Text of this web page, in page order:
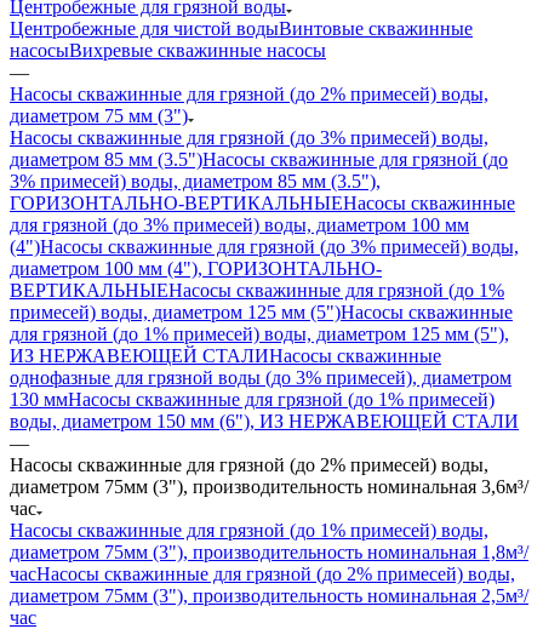
Центробежные для грязной воды
Центробежные для чистой водыВинтовые скважинные
насосыВихревые скважинные насосы
—
Насосы скважинные для грязной (до 2% примесей) воды,
диаметром 75 мм (3")
Насосы скважинные для грязной (до 3% примесей) воды,
диаметром 85 мм (3.5")Насосы скважинные для грязной (до
3% примесей) воды, диаметром 85 мм (3.5"),
ГОРИЗОНТАЛЬНО-ВЕРТИКАЛЬНЫЕНасосы скважинные
для грязной (до 3% примесей) воды, диаметром 100 мм
(4")Насосы скважинные для грязной (до 3% примесей) воды,
диаметром 100 мм (4"), ГОРИЗОНТАЛЬНО-
ВЕРТИКАЛЬНЫЕНасосы скважинные для грязной (до 1%
примесей) воды, диаметром 125 мм (5")Насосы скважинные
для грязной (до 1% примесей) воды, диаметром 125 мм (5"),
ИЗ НЕРЖАВЕЮЩЕЙ СТАЛИНасосы скважинные
однофазные для грязной воды (до 3% примесей), диаметром
130 ммНасосы скважинные для грязной (до 1% примесей)
воды, диаметром 150 мм (6"), ИЗ НЕРЖАВЕЮЩЕЙ СТАЛИ
—
Насосы скважинные для грязной (до 2% примесей) воды,
диаметром 75мм (3"), производительность номинальная 3,6м³/
час
Насосы скважинные для грязной (до 1% примесей) воды,
диаметром 75мм (3"), производительность номинальная 1,8м³/
часНасосы скважинные для грязной (до 2% примесей) воды,
диаметром 75мм (3"), производительность номинальная 2,5м³/
час